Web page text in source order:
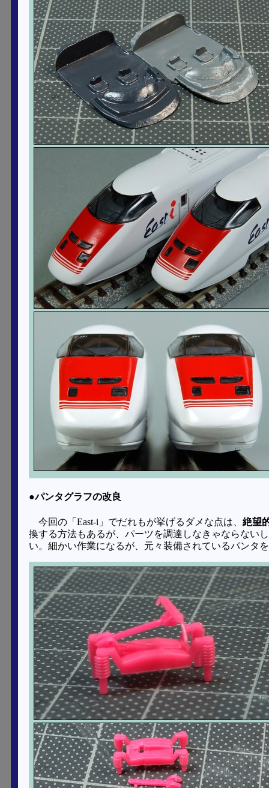
●パンタグラフの改良
今回の「East-i」でだれもが挙げるダメな点は、 絶望
換する方法もあるが、パーツを調達しなきゃならない
い。細かい作業になるが、元々装備されているパンタ